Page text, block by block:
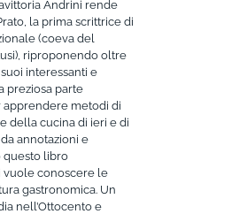
Andrini rende
la prima scrittrice di
(coeva del
riproponendo oltre
interessanti e
preziosa parte
apprendere metodi di
della cucina di ieri e di
annotazioni e
questo libro
vuole conoscere le
gastronomica. Un
nell’Ottocento e